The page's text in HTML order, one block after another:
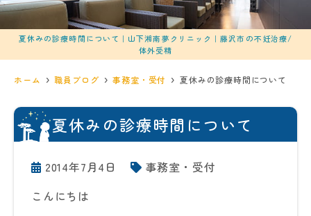
夏休みの診療時間について｜山下湘南夢クリニック｜藤沢市の不妊治療/
体外受精
ホーム 職員ブログ 事務室・受付 夏休みの診療時間について
夏休みの診療時間について
2014年7月4日
事務室・受付
こんにちは